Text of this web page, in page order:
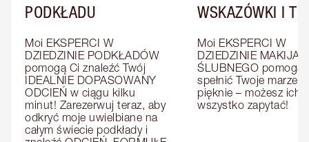
PODKŁADU
Moi EKSPERCI W
DZIEDZINIE PODKŁADÓW
pomogą Ci znaleźć Twój
IDEALNIE DOPASOWANY
ODCIEŃ w ciągu kilku
minut! Zarezerwuj teraz, aby
odkryć moje uwielbiane na
całym świecie podkłady i
WSKAZÓWKI I
Moi EKSPERCI W
DZIEDZINIE
ŚLUBNEGO pomogą
spełnić Twoje
pięknie – możesz ich
wszystko zapytać!